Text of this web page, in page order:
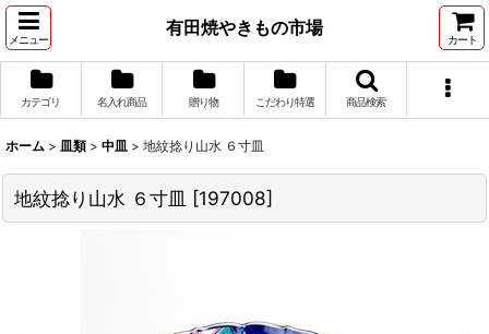
メニュー
有田焼やきもの市場
カート
カテゴリ 名入れ商品 贈り物 こだわり特選 商品検索
ホーム > 皿類 > 中皿 > 地紋捻り山水 ６寸皿
地紋捻り山水 ６寸皿 [197008]